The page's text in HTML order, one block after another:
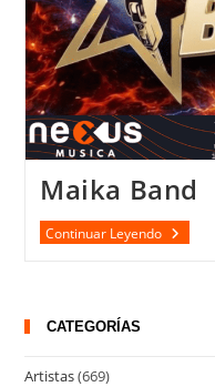
Maika Band
Continuar LeyendoMaika
CATEGORÍAS
Artistas(669)